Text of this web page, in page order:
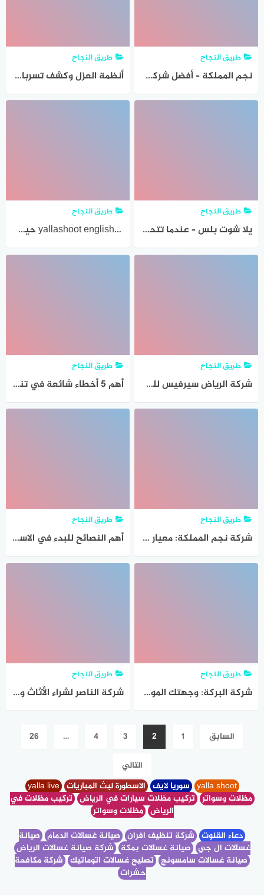
طريق النجاح
نجم المملكة – أفضل شركة تصليح وصيانة وتنظيف أفران غاز وكهرباء بالرياض بأسعار مميزة وجودة مضمونة
طريق النجاح
أنظمة العزل وكشف تسربات المياه بالمملكة من شركة كيان الجنوب
طريق النجاح
يلا شوت بلس – عندما تتحول متابعة كرة القدم إلى تجربة ذكية
طريق النجاح
yallashoot english… ‎ حين يتجاوز يلا شوت حدود اللغة
طريق النجاح
شركة الرياض سيرفيس للخدمات المنزلية أكبر ‏مؤسسة خدمات منزلية متكاملة في المملكة
طريق النجاح
أهم 5 أخطاء شائعة في تنفيذ العزل وكيف تتجنبها
طريق النجاح
شركة نجم المملكة: معيار الجودة والاحترافية في صيانة وتنظيف الأفران
طريق النجاح
أهم النصائح للبدء في الاستثمار في الأسواق المالية
طريق النجاح
شركة البركة: وجهتك الموثوقة لـ شراء اثاث مستعمل بالرياض بأسعار مجزية وخدمة احترافية
طريق النجاح
شركة الناصر لشراء الأثاث والمكيفات المستعملة بالرياض – خبرة وجودة تليق بثقتكم
Postsالسابق 1
2
3
4
…
26
التالي
yalla shoot
سوريا لايفالاسطورة لبث المبارياتyalla live
مظلات وسواترتركيب مظلات سيارات في الرياضتركيب مظلات في
الرياضمظلات وسواتر
دعاء القنوتشركة تنظيف افرانصيانة غسالات الدمامصيانة
غسالات ال جيصيانة غسالات بمكةشركة صيانة غسالات الرياض
صيانة غسالات سامسونجتصليح غسالات اتوماتيكشركة مكافحة
حشرات